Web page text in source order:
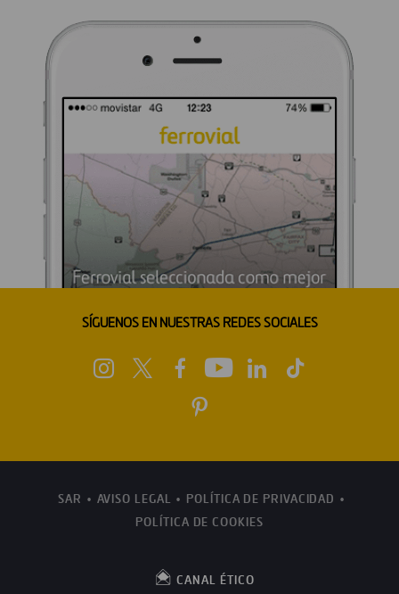
SÍGUENOS EN NUESTRAS REDES SOCIALES
SAR AVISO LEGAL
POLÍTICA DE PRIVACIDAD
POLÍTICA DE COOKIES
CANAL ÉTICO